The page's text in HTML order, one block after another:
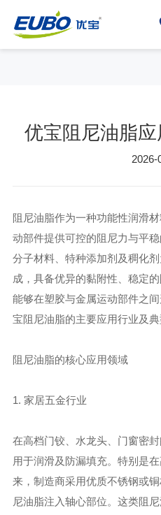
优宝阻尼油脂
2026-
阻尼油脂作为一种功能性润滑
动部件提供可控的阻尼力与平
分子材料、特种添加剂及稠化
成，具备优异的黏附性、稳定
能够在塑胶与金属运动部件之
宝阻尼油脂的主要应用行业及典
阻尼油脂的核心应用领域
1. 家居五金行业
在高档门铰、水龙头、门窗密
用于润滑及防漏填充。特别是
来，制造商采用优质不锈钢或
尼油脂注入轴心部位。这类阻